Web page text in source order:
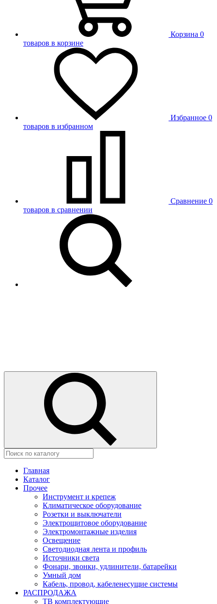
Корзина 0
товаров в корзине
Избранное 0
товаров в избранном
Сравнение 0
товаров в сравнении
Главная
Каталог
Прочее
Инструмент и крепеж
Климатическое оборудование
Розетки и выключатели
Электрощитовое оборудование
Электромонтажные изделия
Освещение
Светодиодная лента и профиль
Источники света
Фонари, звонки, удлинители, батарейки
Умный дом
Кабель, провод, кабеленесущие системы
РАСПРОДАЖА
ТВ комплектующие